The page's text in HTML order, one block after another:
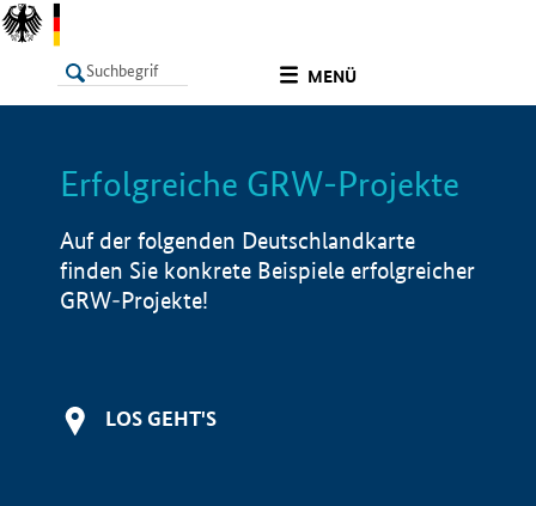
MENÜ
LISTE Info
Erfolgreiche GRW-Projekte
Auf der folgenden Deutschlandkarte
finden Sie konkrete Beispiele erfolgreicher
GRW-Projekte!
LOS GEHT'S